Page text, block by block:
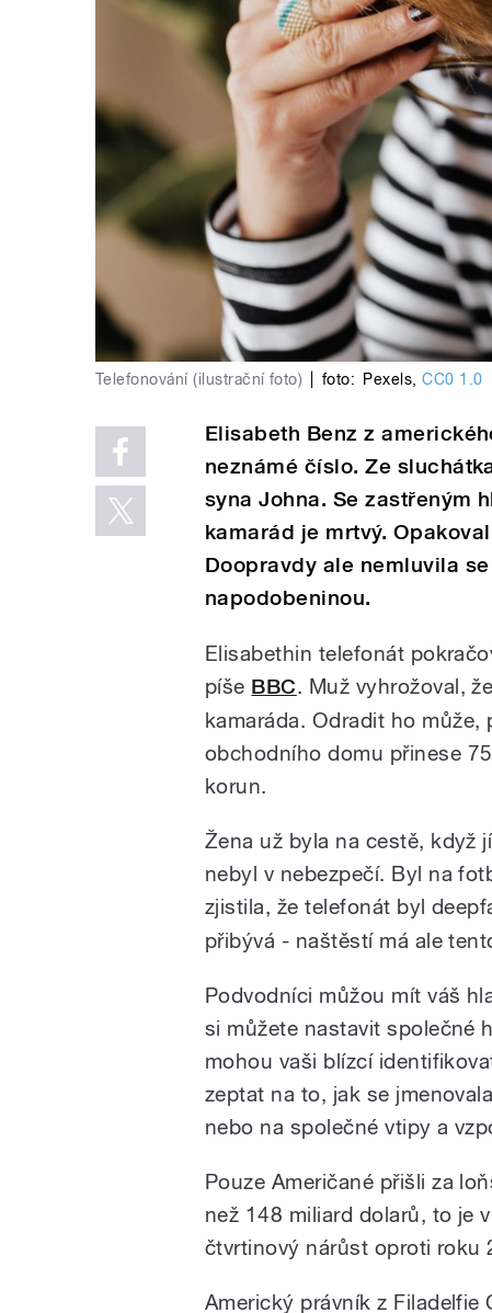
Telefonování (ilustrační foto) foto: Pexels,CC0 1.0
Elisabeth Benz z
neznámé číslo. Ze
syna Johna. Se zastřeným
kamarád je mrtvý.
Doopravdy ale nemluvila
napodobeninou.
Elisabethin telefonát
píše BBC. Muž vyhrožoval,
kamaráda. Odradit ho
obchodního domu přinese
korun.
Žena už byla na cestě, když
nebyl v nebezpečí. Byl na
zjistila, že telefonát byl
přibývá - naštěstí má ale
Podvodníci můžou mít váš
si můžete nastavit společné
mohou vaši blízcí
zeptat na to, jak se
nebo na společné vtipy a
Pouze Američané přišli za
než 148 miliard dolarů, to je
čtvrtinový nárůst oproti roku
Americký právník z Filadelfie